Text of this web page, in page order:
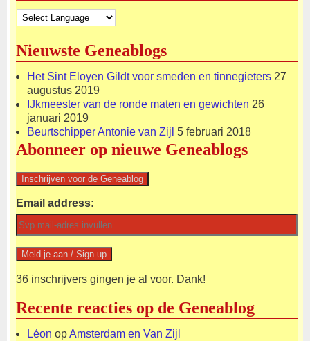
Nieuwste Geneablogs
Het Sint Eloyen Gildt voor smeden en tinnegieters 27
augustus 2019
IJkmeester van de ronde maten en gewichten 26
januari 2019
Beurtschipper Antonie van Zijl 5 februari 2018
Abonneer op nieuwe Geneablogs
Email address:
36 inschrijvers gingen je al voor. Dank!
Recente reacties op de Geneablog
Léon opAmsterdam en Van Zijl